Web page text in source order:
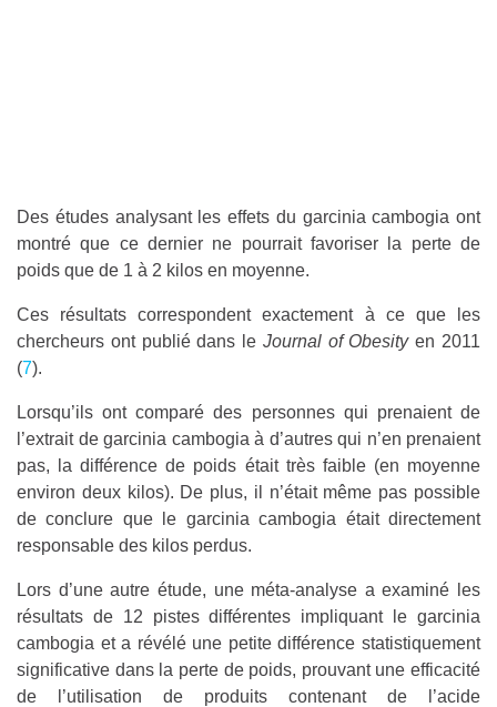
Des études analysant les effets du garcinia cambogia ont
montré que ce dernier ne pourrait favoriser la perte de
poids que de 1 à 2 kilos en moyenne.
Ces résultats correspondent exactement à ce que les
chercheurs ont publié dans le Journal of Obesityen 2011
(7).
Lorsqu’ils ont comparé des personnes qui prenaient de
l’extrait de garcinia cambogia à d’autres qui n’en prenaient
pas, la différence de poids était très faible (en moyenne
environ deux kilos). De plus, il n’était même pas possible
de conclure que le garcinia cambogia était directement
responsable des kilos perdus.
Lors d’une autre étude, une méta-analyse a examiné les
résultats de 12 pistes différentes impliquant le garcinia
cambogia et a révélé une petite différence statistiquement
significative dans la perte de poids, prouvant une efficacité
de l’utilisation de produits contenant de l’acide